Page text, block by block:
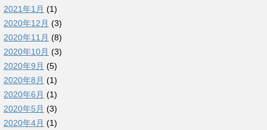
2021年1月 (1)
2020年12月 (3)
2020年11月 (8)
2020年10月 (3)
2020年9月 (5)
2020年8月 (1)
2020年6月 (1)
2020年5月 (3)
2020年4月 (1)